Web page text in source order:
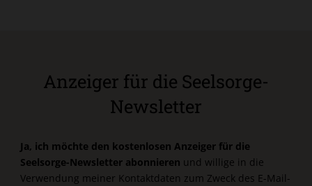
Anzeiger für die Seelsorge-
Newsletter
Ja, ich möchte den kostenlosen Anzeiger für die
Seelsorge-Newsletter abonnieren und willige in die
Verwendung meiner Kontaktdaten zum Zweck des E-Mail-